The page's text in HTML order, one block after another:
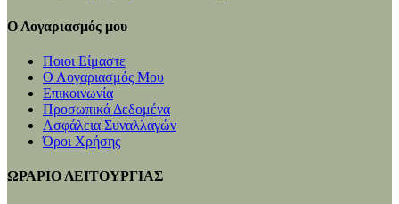
Ο Λογαριασμός μου
Ποιοι Είμαστε
Ο Λογαριασμός Μου
Επικοινωνία
Προσωπικά Δεδομένα
Ασφάλεια Συναλλαγών
Όροι Χρήσης
ΩΡΑΡΙΟ ΛΕΙΤΟΥΡΓΙΑΣ